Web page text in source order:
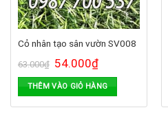
Cỏ nhân tạo sân vườn SV008
63.000₫ 54.000₫
THÊM VÀO GIỎ HÀNG